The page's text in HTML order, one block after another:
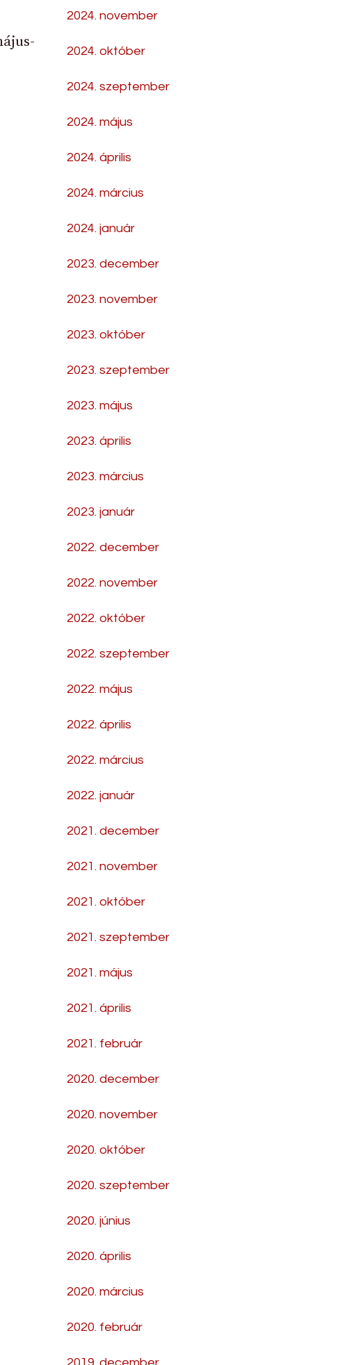
2024. november
2024. október
2024. szeptember
2024. május
2024. április
2024. március
2024. január
2023. december
2023. november
2023. október
2023. szeptember
2023. május
2023. április
2023. március
2023. január
2022. december
2022. november
2022. október
2022. szeptember
2022. május
2022. április
2022. március
2022. január
2021. december
2021. november
2021. október
2021. szeptember
2021. május
2021. április
2021. február
2020. december
2020. november
2020. október
2020. szeptember
2020. június
2020. április
2020. március
2020. február